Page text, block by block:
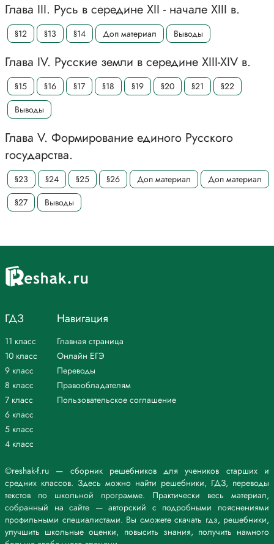
Глава III. Русь в середине XII - начале XIII в.
§12 §13 §14 Доп материал Выводы
Глава IV. Русские земли в середине XIII-XIV в.
§15 §16 §17 §18 §19 §20 §21
§22
Выводы
Глава V. Формирование единого Русского
государства.
§23 §24 §25 §26 Доп материал
Доп материал
§27
Выводы
©reshak-f.ru — сборник решебников для учеников старших и
средних классов. Здесь можно найти решебники, ГДЗ, переводы
текстов по школьной программе. Практически весь материал,
собранный на сайте — авторский с подробными пояснениями
профильными специалистами. Вы сможете скачать гдз, решебники,
улучшить школьные оценки, повысить знания, получить намного
ГДЗ
11 класс
10 класс
9 класс
8 класс
7 класс
6 класс
5 класс
4 класс
Навигация
Главная страница
Онлайн ЕГЭ
Переводы
Правообладателям
Пользовательское соглашение